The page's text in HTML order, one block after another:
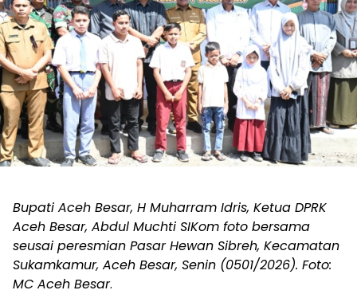
Bupati Aceh Besar, H Muharram Idris, Ketua DPRK
Aceh Besar, Abdul Muchti SIKom foto bersama
seusai peresmian Pasar Hewan Sibreh, Kecamatan
Sukamkamur, Aceh Besar, Senin (0501/2026). Foto:
MC Aceh Besar.